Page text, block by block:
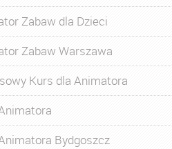
Zabaw dla Dzieci
Zabaw Warszawa
Kurs dla Animatora
Bydgoszcz